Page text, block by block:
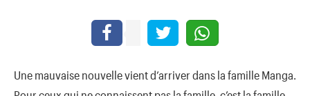
Une mauvaise nouvelle vient d’arriver dans la famille Manga.